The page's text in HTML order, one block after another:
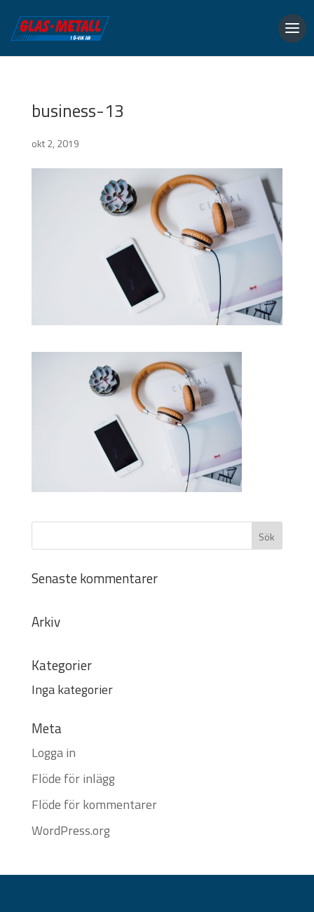
business-13
okt 2, 2019
Senaste kommentarer
Arkiv
Kategorier
Inga kategorier
Meta
Logga in
Flöde för inlägg
Flöde för kommentarer
WordPress.org